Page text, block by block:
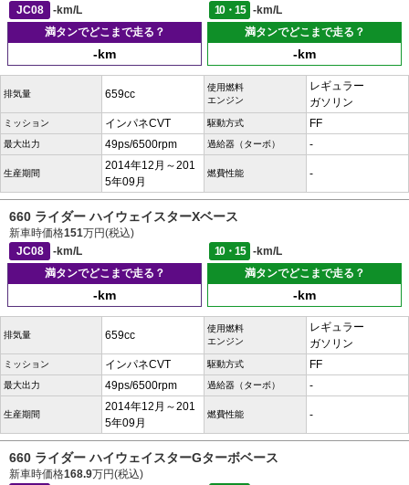
JC08
-km/L 10・15
-km/L
満タンでどこまで走る？
-km
満タンでどこまで走る？
-km
排気量 659cc
使用燃料
エンジン
レギュラー
ガソリン
ミッション インパネCVT 駆動方式 FF
最大出力 49ps/6500rpm 過給器（ターボ） -
生産期間
2014年12月～201
5年09月
燃費性能 -
660 ライダー ハイウェイスターXベース
新車時価格151万円(税込)
JC08
-km/L 10・15
-km/L
満タンでどこまで走る？
-km
満タンでどこまで走る？
-km
排気量 659cc
使用燃料
エンジン
レギュラー
ガソリン
ミッション インパネCVT 駆動方式 FF
最大出力 49ps/6500rpm 過給器（ターボ） -
生産期間
2014年12月～201
5年09月
燃費性能 -
660 ライダー ハイウェイスターGターボベース
新車時価格168.9万円(税込)